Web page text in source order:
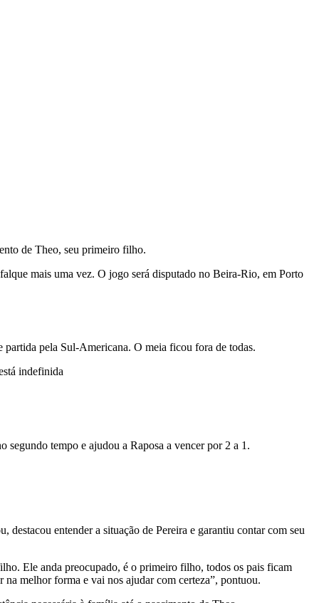
de Theo, seu primeiro filho.
mais uma vez. O jogo será disputado no Beira-Rio, em Porto
partida pela Sul-Americana. O meia ficou fora de todas.
indefinida
tempo e ajudou a Raposa a vencer por 2 a 1.
entender a situação de Pereira e garantiu contar com seu
Ele anda preocupado, é o primeiro filho, todos os pais ficam
na melhor forma e vai nos ajudar com certeza”, pontuou.